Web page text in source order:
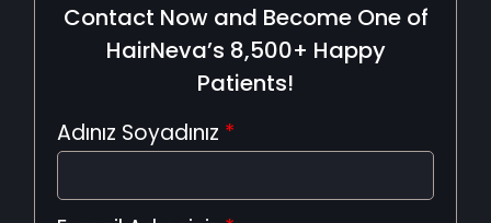
Contact Now and Become One of
HairNeva’s 8,500+ Happy
Patients!
Adınız Soyadınız *